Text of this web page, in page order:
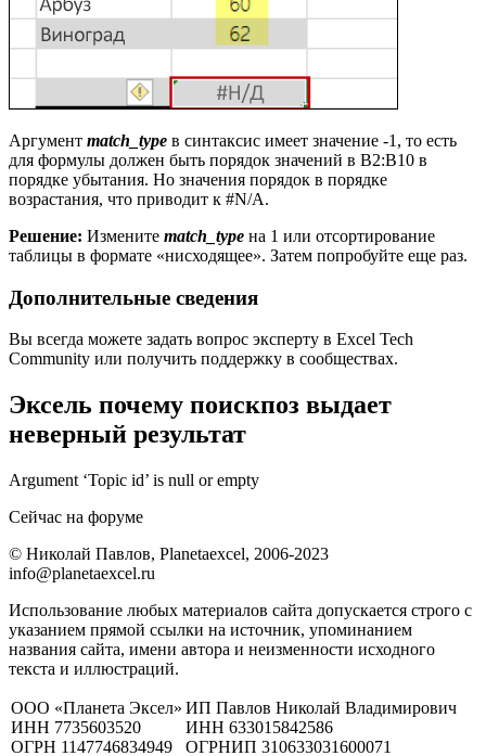
Аргумент match_type в синтаксис имеет значение -1, то есть
для формулы должен быть порядок значений в B2:B10 в
порядке убытания. Но значения порядок в порядке
возрастания, что приводит к #N/A.
Решение: Измените match_type на 1 или отсортирование
таблицы в формате «нисходящее». Затем попробуйте еще раз.
Дополнительные сведения
Вы всегда можете задать вопрос эксперту в Excel Tech
Community или получить поддержку в сообществах.
Эксель почему поискпоз выдает
неверный результат
Argument ‘Topic id’ is null or empty
Сейчас на форуме
© Николай Павлов, Planetaexcel, 2006-2023
info@planetaexcel.ru
Использование любых материалов сайта допускается строго с
указанием прямой ссылки на источник, упоминанием
названия сайта, имени автора и неизменности исходного
текста и иллюстраций.
ООО «Планета Эксел»
ИНН 7735603520
ОГРН 1147746834949
ИП Павлов Николай Владимирович
ИНН 633015842586
ОГРНИП 310633031600071